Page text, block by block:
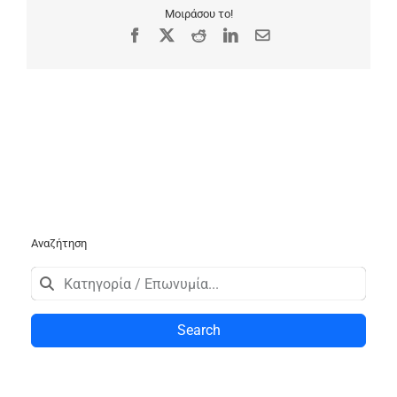
Μοιράσου το!
Facebook RedditLinkedIn
Email
Αναζήτηση
Search